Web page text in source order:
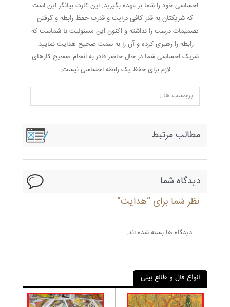
احساسی خود را شما بر عهده بگیرید. این کارت بیانگر این است
که شریکتان به قدر کافی درایت و قدرت حفظ رابطه و گرفتن
تصمیمات درست را نداشته و اکنون این مسئولیت با شماست که
رابطه را رهبری کرده و آن را به سمت صحیح هدایت نمایید.
شریک احساسی شما در حال حاضر قادر به انجام صحیح کارهای
لازم برای حفظ یک رابطه احساسی نیست.
برچسب ها :
مطالب مرتبط
دیدگاه شما
نظر شما برای “هدایت”
دیدگاه ها بسته شده اند.
انواع فال و طالع بینی